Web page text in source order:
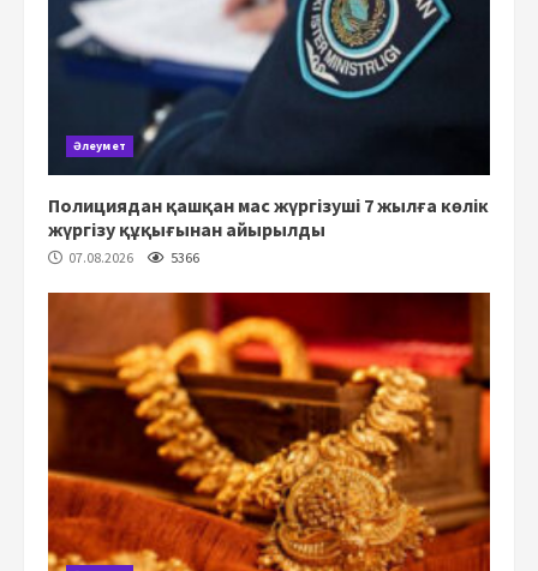
Әлеумет
Полициядан қашқан мас жүргізуші 7 жылға көлік
жүргізу құқығынан айырылды
07.08.2026 5366